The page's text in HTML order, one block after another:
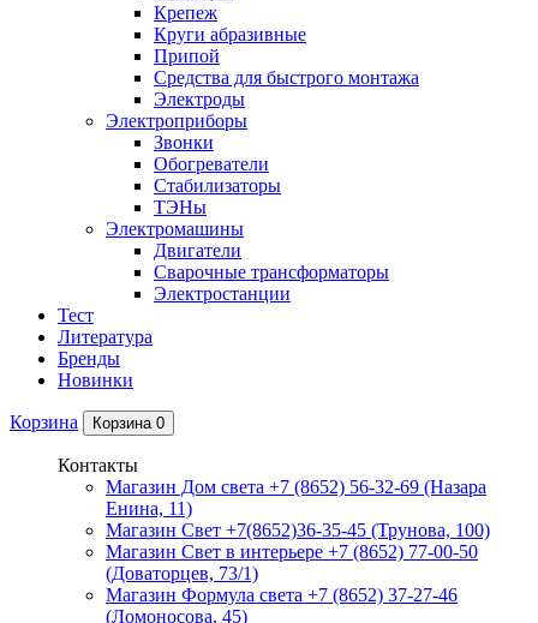
Крепеж
Круги абразивные
Припой
Средства для быстрого монтажа
Электроды
Электроприборы
Звонки
Обогреватели
Стабилизаторы
ТЭНы
Электромашины
Двигатели
Сварочные трансформаторы
Электростанции
Тест
Литература
Бренды
Новинки
Корзина Корзина 0
Контакты
Магазин Дом света +7 (8652) 56-32-69 (Назара
Енина, 11)
Магазин Свет +7(8652)36-35-45 (Трунова, 100)
Магазин Свет в интерьере +7 (8652) 77-00-50
(Доваторцев, 73/1)
Магазин Формула света +7 (8652) 37-27-46
(Ломоносова, 45)